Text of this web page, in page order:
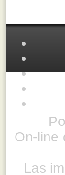
On-line
Las